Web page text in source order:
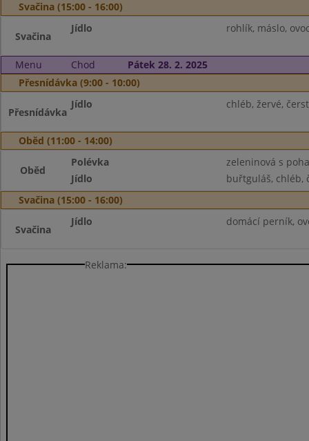
Svačina (15:00 - 16:00)
Svačina
Jídlo rohlík, máslo,
Menu Chod
Pátek 28. 2. 2025
Přesnídávka (9:00 - 10:00)
Přesnídávka
Jídlo chléb, žervé,
Oběd (11:00 - 14:00)
Oběd
Polévka
zeleninová s
Jídlo
buřtguláš, chléb,
Svačina (15:00 - 16:00)
Svačina
Jídlo domácí perník,
Reklama: